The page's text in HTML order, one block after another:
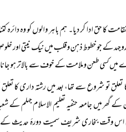
حق ادا کر دیا۔ ہم باہر والوں کو وہ دائرہ
کے جو خطوط ذہن وقلب میں نیک نیتی اور
میں کسی طعن وملامت کے خوف سے بالاتر ہو
تو شروع سے تھا، بعد میں رشتہ داری کا تعلق
میں جامعہ حنفیہ تعلیم الاسلام جہلم کے
اس وقت بخاری شریف سمیت دورۂ حدیث